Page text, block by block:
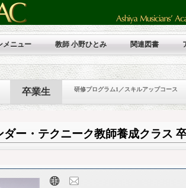
メニュー 教師 小野ひとみ 関連図書
卒業生 研修プログラム1／スキルアップコース
ー・テクニーク教師養成クラ